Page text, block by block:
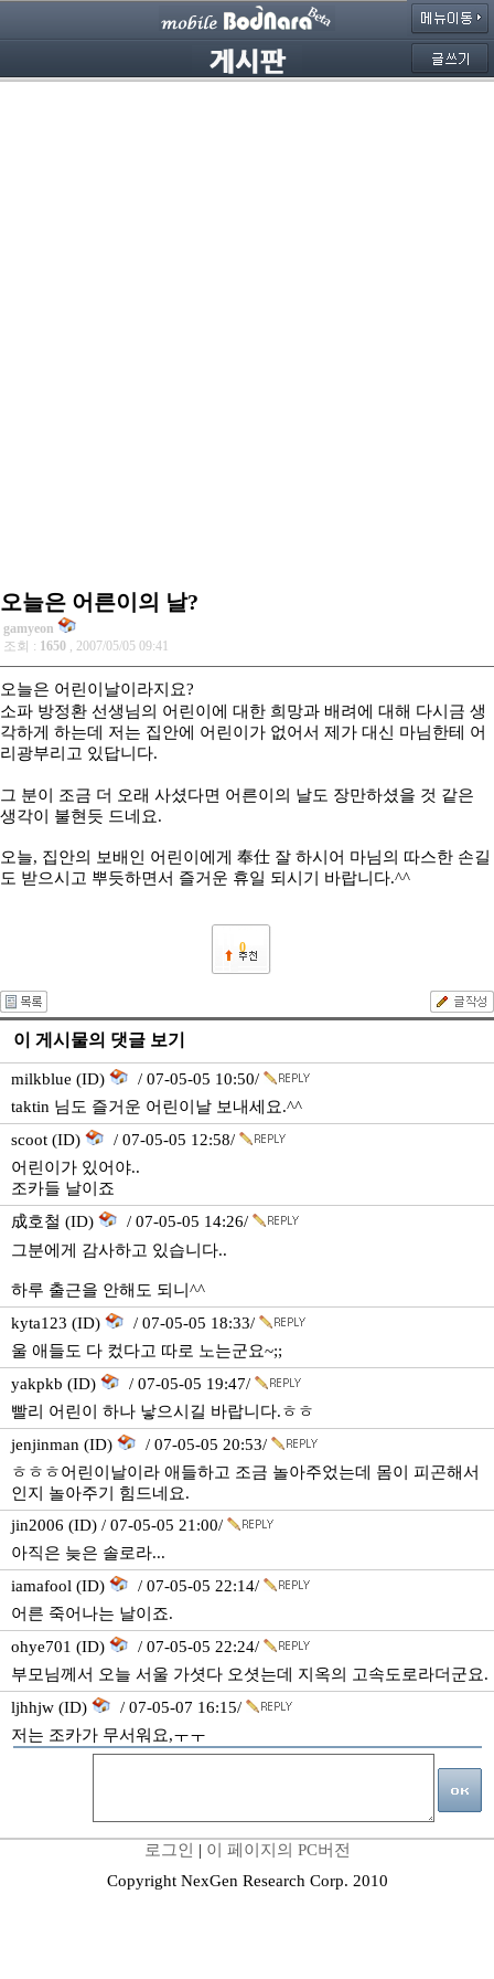
오늘은 어른이의 날?
gamyeon
조회 : 1650 , 2007/05/05 09:41
오늘은 어린이날이라지요?
소파 방정환 선생님의 어린이에 대한 희망과 배려에 대해 다시금 생
각하게 하는데 저는 집안에 어린이가 없어서 제가 대신 마님한테 어
리광부리고 있답니다.
그 분이 조금 더 오래 사셨다면 어른이의 날도 장만하셨을 것 같은
생각이 불현듯 드네요.
오늘, 집안의 보배인 어린이에게 奉仕 잘 하시어 마님의 따스한 손길
도 받으시고 뿌듯하면서 즐거운 휴일 되시기 바랍니다.^^
0
이 게시물의 댓글 보기
milkblue (ID)
/ 07-05-05 10:50/
taktin 님도 즐거운 어린이날 보내세요.^^
scoot (ID)
/ 07-05-05 12:58/
어린이가 있어야..
조카들 날이죠
成호철 (ID)
/ 07-05-05 14:26/
그분에게 감사하고 있습니다..
하루 출근을 안해도 되니^^
kyta123 (ID)
/ 07-05-05 18:33/
울 애들도 다 컸다고 따로 노는군요~;;
yakpkb (ID)
/ 07-05-05 19:47/
빨리 어린이 하나 낳으시길 바랍니다.ㅎㅎ
jenjinman (ID)
/ 07-05-05 20:53/
ㅎㅎㅎ어린이날이라 애들하고 조금 놀아주었는데 몸이 피곤해서
인지 놀아주기 힘드네요.
jin2006 (ID) / 07-05-05 21:00/
아직은 늦은 솔로라...
iamafool (ID)
/ 07-05-05 22:14/
어른 죽어나는 날이죠.
ohye701 (ID)
/ 07-05-05 22:24/
부모님께서 오늘 서울 가셧다 오셧는데 지옥의 고속도로라더군요.
ljhhjw (ID)
/ 07-05-07 16:15/
저는 조카가 무서워요,ㅜㅜ
로그인 | 이 페이지의 PC버전
Copyright NexGen Research Corp. 2010